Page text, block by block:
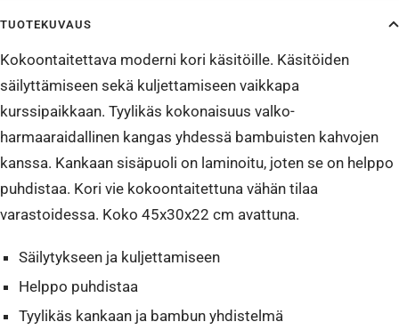
TUOTEKUVAUS
Kokoontaitettava moderni kori käsitöille. Käsitöiden
säilyttämiseen sekä kuljettamiseen vaikkapa
kurssipaikkaan. Tyylikäs kokonaisuus valko-
harmaaraidallinen kangas yhdessä bambuisten kahvojen
kanssa. Kankaan sisäpuoli on laminoitu, joten se on helppo
puhdistaa. Kori vie kokoontaitettuna vähän tilaa
varastoidessa. Koko 45x30x22 cm avattuna.
Säilytykseen ja kuljettamiseen
Helppo puhdistaa
Tyylikäs kankaan ja bambun yhdistelmä